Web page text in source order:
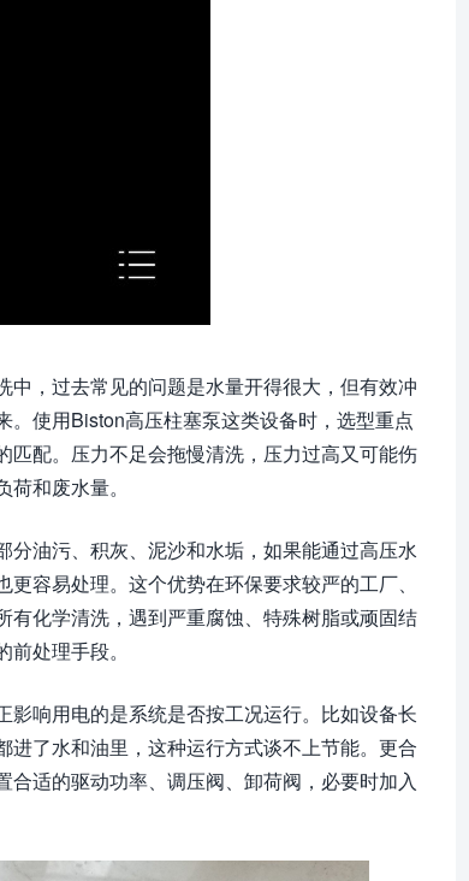
，过去常见的问题是水量开得很大，但有效冲
使用Biston高压柱塞泵这类设备时，选型重点
配。压力不足会拖慢清洗，压力过高又可能伤
和废水量。
油污、积灰、泥沙和水垢，如果能通过高压水
容易处理。这个优势在环保要求较严的工厂、
化学清洗，遇到严重腐蚀、特殊树脂或顽固结
处理手段。
响用电的是系统是否按工况运行。比如设备长
了水和油里，这种运行方式谈不上节能。更合
适的驱动功率、调压阀、卸荷阀，必要时加入